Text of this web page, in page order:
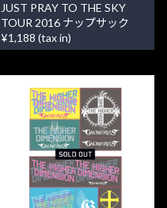
JUST PRAY TO THE SKY
TOUR 2016 ナップサック
¥1,188 (tax in)